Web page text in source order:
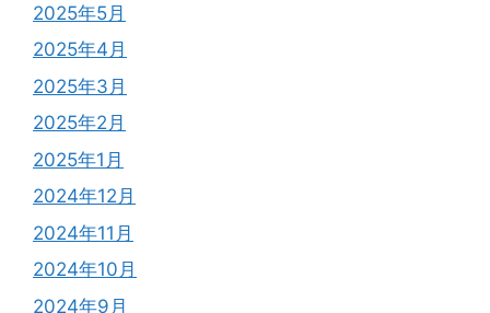
2025年5月
2025年4月
2025年3月
2025年2月
2025年1月
2024年12月
2024年11月
2024年10月
2024年9月